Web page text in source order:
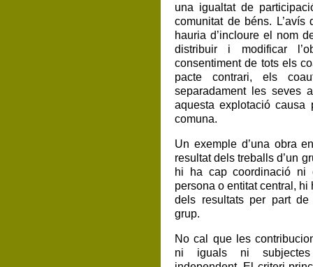
una igualtat de
comunitat de béns. L’avís
hauria d’incloure el nom
distribuir i modificar
consentiment de tots els
pacte contrari, els
separadament les seves
aquesta explotació causa
comuna.
Un exemple d’una obra
resultat dels treballs d’un
hi ha cap coordinació ni
persona o entitat central,
dels resultats per part
grup.
No cal que les
ni iguals ni